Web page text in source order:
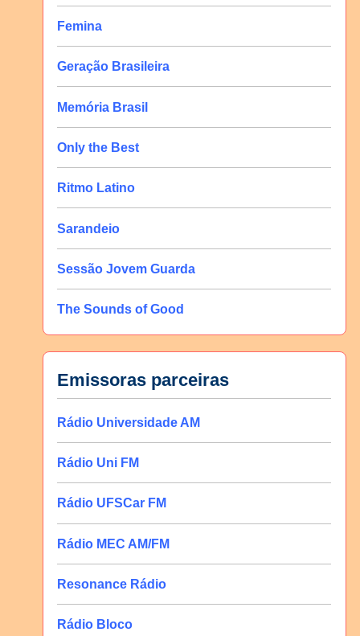
Femina
Geração Brasileira
Memória Brasil
Only the Best
Ritmo Latino
Sarandeio
Sessão Jovem Guarda
The Sounds of Good
Emissoras parceiras
Rádio Universidade AM
Rádio Uni FM
Rádio UFSCar FM
Rádio MEC AM/FM
Resonance Rádio
Rádio Bloco